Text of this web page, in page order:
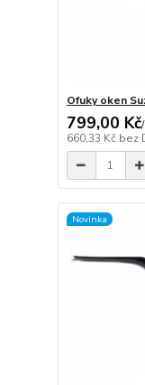
Ofuky oken
799,00 Kč/
660,33 Kč bez
Novinka